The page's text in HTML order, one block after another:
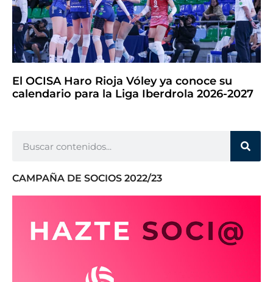
El OCISA Haro Rioja Vóley ya conoce su
calendario para la Liga Iberdrola 2026-2027
CAMPAÑA DE SOCIOS 2022/23